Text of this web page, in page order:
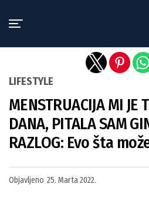
LIFESTYLE
MENSTRUACIJA MI JE
DANA, PITALA SAM
RAZLOG: Evo šta
Objavljeno 25. Marta 2022.